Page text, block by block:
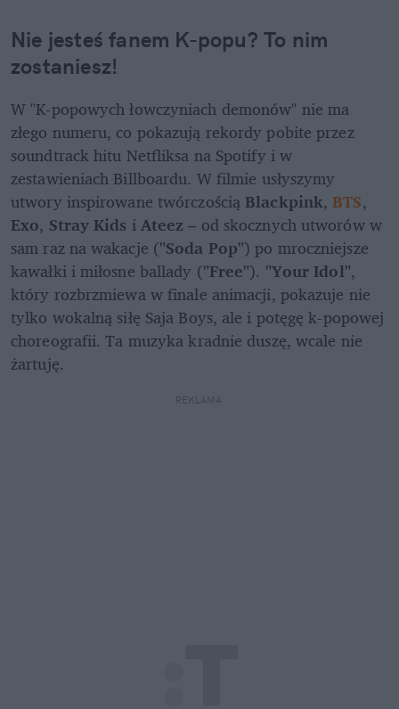
Nie jesteś fanem K-popu? To nim
zostaniesz!
W "K-popowych łowczyniach demonów" nie ma
złego numeru, co pokazują rekordy pobite przez
soundtrack hitu Netfliksa na Spotify i w
zestawieniach Billboardu. W filmie usłyszymy
utwory inspirowane twórczością Blackpink, BTS
Exo, Stray Kids i Ateez – od skocznych utworów w
sam raz na wakacje ("Soda Pop") po mroczniejsze
kawałki i miłosne ballady ("Free"). "Your Idol",
który rozbrzmiewa w finale animacji, pokazuje nie
tylko wokalną siłę Saja Boys, ale i potęgę k-popowej
choreografii. Ta muzyka kradnie duszę, wcale nie
żartuję.
REKLAMA